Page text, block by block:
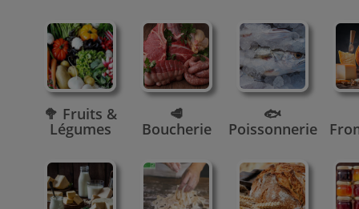
🥦 Fruits &
Légumes
🥩
Boucherie
🐟
Poissonnerie